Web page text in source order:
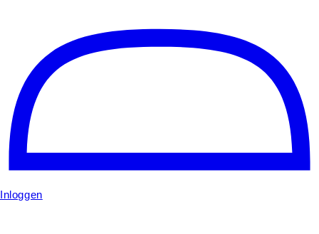
Inloggen